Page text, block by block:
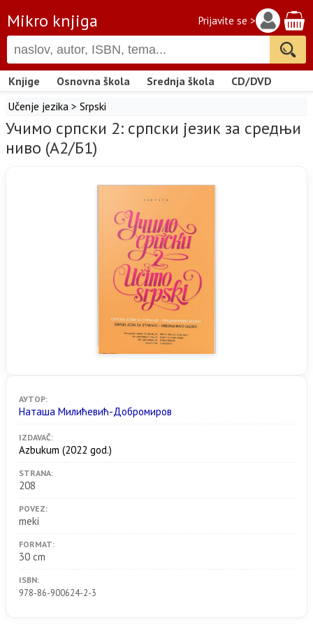
Mikro knjiga Prijavite se >
Knjige Osnovna škola Srednja škola
CD/DVD
Učenje jezika > Srpski
Учимо српски 2: српски језик за средњи
ниво (А2/Б1)
АУТОР:
Наташа Милићевић-Добромиров
IZDAVAČ:
Azbukum (2022 god.)
STRANA:
208
POVEZ:
meki
FORMAT:
30 cm
ISBN:
978-86-900624-2-3